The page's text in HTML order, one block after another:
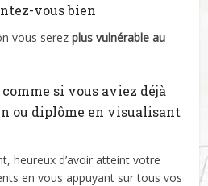
vous bien
vous serezplus vulnérable au
si vous aviez déjà
ou diplôme en visualisant
heureux d’avoir atteint votre
en vous appuyant sur tous vos